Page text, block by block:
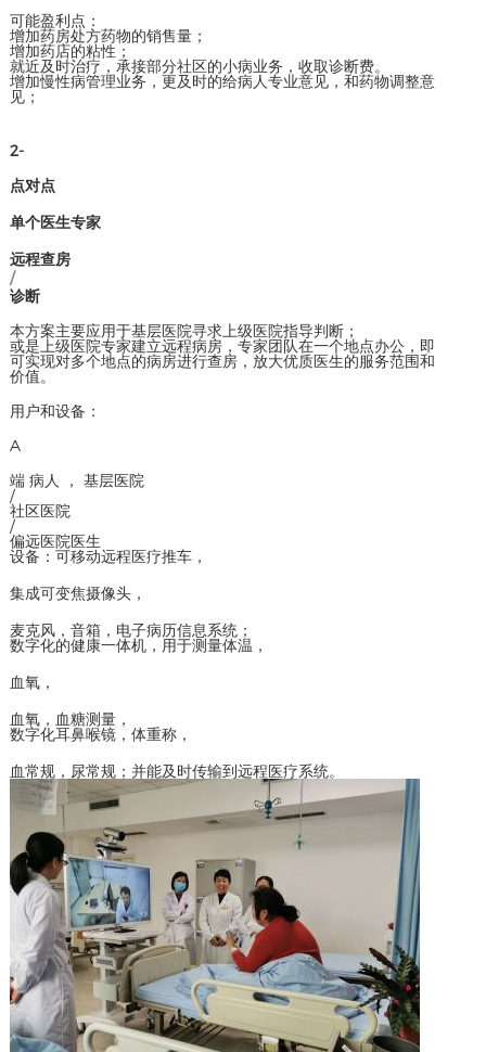
可能盈利点：
增加药房处方药物的销售量；
增加药店的粘性；
就近及时治疗，承接部分社区的小病业务，收取诊断费。
增加慢性病管理业务，更及时的给病人专业意见，和药物调整意
见；
2-
点对点
单个医生专家
远程查房
/
诊断
本方案主要应用于基层医院寻求上级医院指导判断；
或是上级医院专家建立远程病房，专家团队在一个地点办公，即
可实现对多个地点的病房进行查房，放大优质医生的服务范围和
价值。
用户和设备：
A
端 病人 ， 基层医院
/
社区医院
/
偏远医院医生
设备：可移动远程医疗推车，
集成可变焦摄像头，
麦克风，音箱，电子病历信息系统；
数字化的健康一体机，用于测量体温，
血氧，
血氧，血糖测量，
数字化耳鼻喉镜，体重称，
血常规，尿常规；并能及时传输到远程医疗系统。